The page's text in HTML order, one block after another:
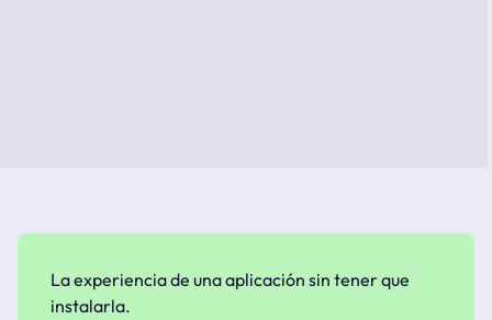
La experiencia de una aplicación sin tener que
instalarla.